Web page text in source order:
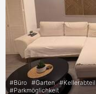
#Büro #Garten #Kellerabteil
#Parkmöglichkeit